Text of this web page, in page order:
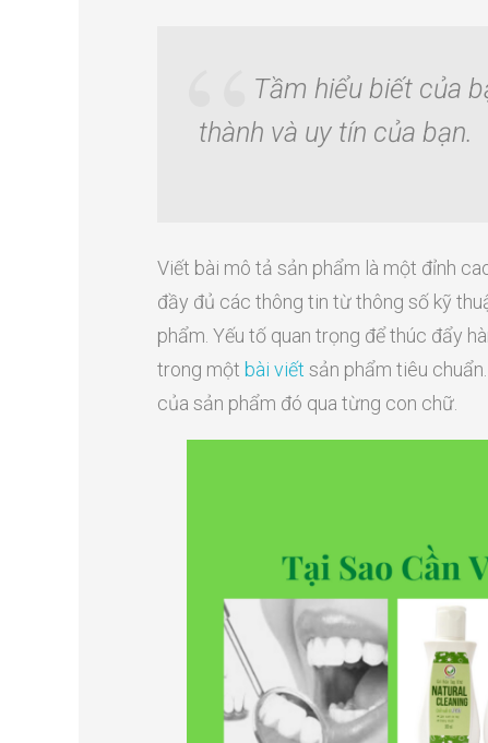
Tầm hiểu biết của
thành và uy tín của bạn.
Viết bài mô tả sản phẩm là một đỉnh
đầy đủ các thông tin từ thông số kỹ
phẩm. Yếu tố quan trọng để thúc đẩy
trong một bài viết sản phẩm tiêu
của sản phẩm đó qua từng con chữ.